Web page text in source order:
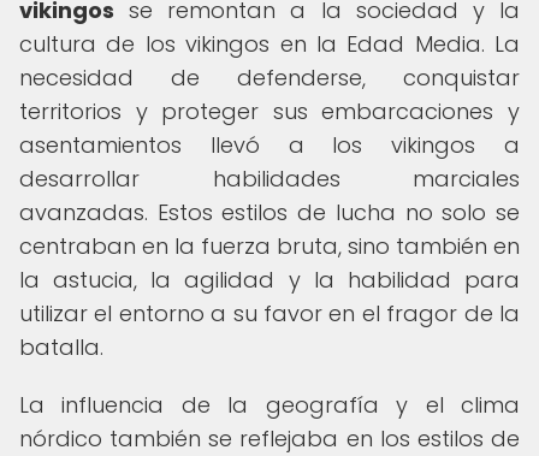
vikingos se remontan a la sociedad y la
cultura de los vikingos en la Edad Media. La
necesidad de defenderse, conquistar
territorios y proteger sus embarcaciones y
asentamientos llevó a los vikingos a
desarrollar habilidades marciales
avanzadas. Estos estilos de lucha no solo se
centraban en la fuerza bruta, sino también en
la astucia, la agilidad y la habilidad para
utilizar el entorno a su favor en el fragor de la
batalla.
La influencia de la geografía y el clima
nórdico también se reflejaba en los estilos de